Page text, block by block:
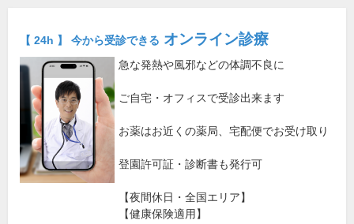
【 24h 】 今から受診できる オンライン診療
急な発熱や風邪などの体調不良に
ご自宅・オフィスで受診出来ます
お薬はお近くの薬局、宅配便でお受け取り
登園許可証・診断書も発行可
【夜間休日・全国エリア】
【健康保険適用】